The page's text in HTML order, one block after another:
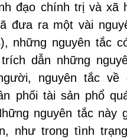
đạo chính trị và xã
đưa ra một vài
những nguyên tắc
dẫn những
nguyên tắc
phối tài sản phổ
nguyên tắc
như trong tình